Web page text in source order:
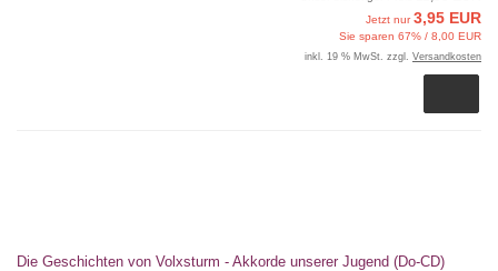
Jetzt nur3,95 EUR
Sie sparen 67% / 8,00 EUR
inkl. 19 % MwSt. zzgl. Versandkosten
Die Geschichten von Volxsturm - Akkorde unserer Jugend (Do-CD)